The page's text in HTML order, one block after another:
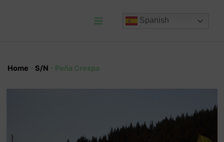
Spanish
Home - S/N - Peña Crespa